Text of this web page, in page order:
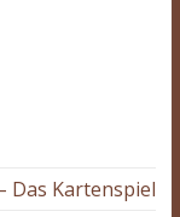
Das Kartenspiel